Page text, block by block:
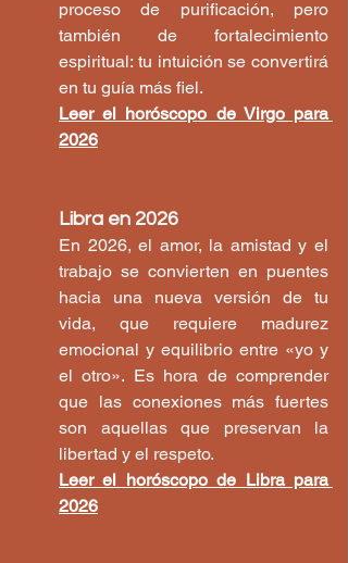
proceso de purificación, pero
también de fortalecimiento
espiritual: tu intuición se convertirá
en tu guía más fiel.
Leer el horóscopo de Virgo para
2026
Libra en 2026
En 2026, el amor, la amistad y el
trabajo se convierten en puentes
hacia una nueva versión de tu
vida, que requiere madurez
emocional y equilibrio entre «yo y
el otro». Es hora de comprender
que las conexiones más fuertes
son aquellas que preservan la
libertad y el respeto.
Leer el horóscopo de Libra para
2026